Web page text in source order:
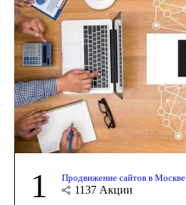
1 Продвижение сайтов в Москве
1137 Акции